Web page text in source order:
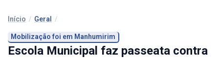
Início / Geral /
Mobilização foi em Manhumirim
Escola Municipal faz passeata contra